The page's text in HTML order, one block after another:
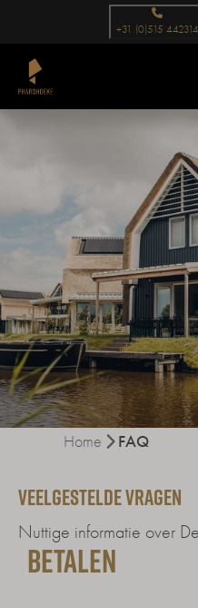
+31 (0)515 442314
Home FAQ
VEELGESTELDE VRAGEN
Nuttige informatie over
Betalen